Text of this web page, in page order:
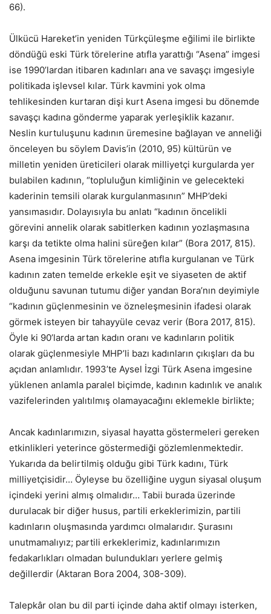
66).
Ülkücü Hareket’in yeniden Türkçüleşme eğilimi ile birlikte
döndüğü eski Türk törelerine atıfla yarattığı “Asena” imgesi
ise 1990’lardan itibaren kadınları ana ve savaşçı imgesiyle
politikada işlevsel kılar. Türk kavmini yok olma
tehlikesinden kurtaran dişi kurt Asena imgesi bu dönemde
savaşçı kadına gönderme yaparak yerleşiklik kazanır.
Neslin kurtuluşunu kadının üremesine bağlayan ve anneliği
önceleyen bu söylem Davis’in (2010, 95) kültürün ve
milletin yeniden üreticileri olarak milliyetçi kurgularda yer
bulabilen kadının, “topluluğun kimliğinin ve gelecekteki
kaderinin temsili olarak kurgulanmasının” MHP’deki
yansımasıdır. Dolayısıyla bu anlatı “kadının öncelikli
görevini annelik olarak sabitlerken kadının yozlaşmasına
karşı da tetikte olma halini süreğen kılar” (Bora 2017, 815).
Asena imgesinin Türk törelerine atıfla kurgulanan ve Türk
kadının zaten temelde erkekle eşit ve siyaseten de aktif
olduğunu savunan tutumu diğer yandan Bora’nın deyimiyle
“kadının güçlenmesinin ve özneleşmesinin ifadesi olarak
görmek isteyen bir tahayyüle cevaz verir (Bora 2017, 815).
Öyle ki 90’larda artan kadın oranı ve kadınların politik
olarak güçlenmesiyle MHP’li bazı kadınların çıkışları da bu
açıdan anlamlıdır. 1993’te Aysel İzgi Türk Asena imgesine
yüklenen anlamla paralel biçimde, kadının kadınlık ve analık
vazifelerinden yalıtılmış olamayacağını eklemekle birlikte;
Ancak kadınlarımızın, siyasal hayatta göstermeleri gereken
etkinlikleri yeterince göstermediği gözlemlenmektedir.
Yukarıda da belirtilmiş olduğu gibi Türk kadını, Türk
milliyetçisidir… Öyleyse bu özelliğine uygun siyasal oluşum
içindeki yerini almış olmalıdır… Tabii burada üzerinde
durulacak bir diğer husus, partili erkeklerimizin, partili
kadınların oluşmasında yardımcı olmalarıdır. Şurasını
unutmamalıyız; partili erkeklerimiz, kadınlarımızın
fedakarlıkları olmadan bulundukları yerlere gelmiş
değillerdir (Aktaran Bora 2004, 308-309).
Talepkâr olan bu dil parti içinde daha aktif olmayı isterken,